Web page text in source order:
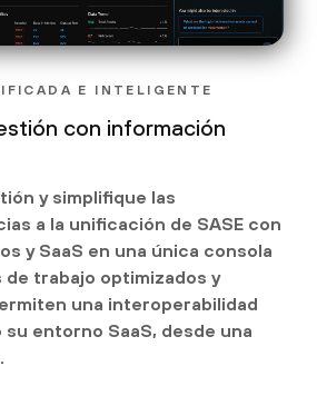
E INTELIGENTE
con información
y simplifique las
a la unificación de SASE con
y SaaS en una única consola
de trabajo optimizados y
una interoperabilidad
entorno SaaS, desde una